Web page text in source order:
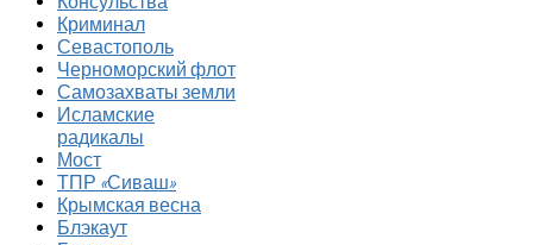
Криминал
Севастополь
Черноморский флот
Самозахваты земли
Исламские
радикалы
Мост
ТПР «Сиваш»
Крымская весна
Блэкаут